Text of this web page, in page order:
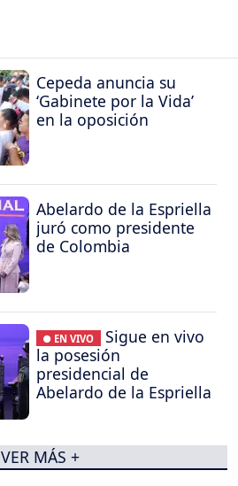
Cepeda anuncia su
‘Gabinete por la Vida’
en la oposición
Abelardo de la Espriella
juró como presidente
de Colombia
● EN VIVO
Sigue en vivo
la posesión
presidencial de
Abelardo de la Espriella
VER MÁS +